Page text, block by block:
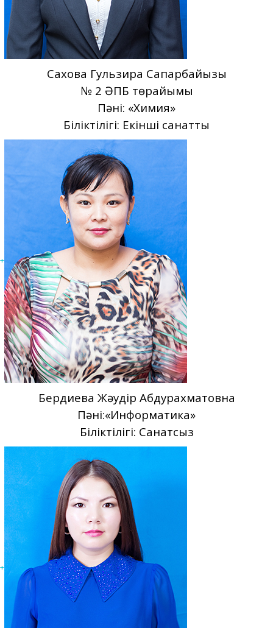
Сахова Гульзира Сапарбайқызы
№ 2 ӘПБ төрайымы
Пәні: «Химия»
Біліктілігі: Екінші санатты
+
Бердиева Жәудір Абдурахматовна
Пәні:«Информатика»
Біліктілігі: Санатсыз
+